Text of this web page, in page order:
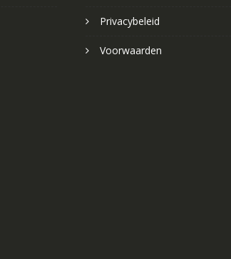
Privacybeleid
Voorwaarden